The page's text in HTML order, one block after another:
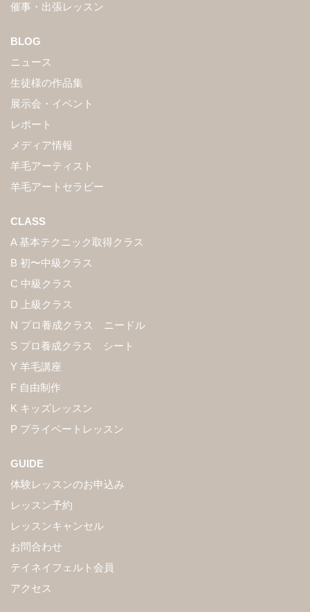
催事・出張レッスン
BLOG
ニュース
生徒様の作品集
展示会・イベント
レポート
メディア情報
羊毛アーティスト
羊毛アートセラピー
CLASS
A 基本テクニック取得クラス
B 初〜中級クラス
C 中級クラス
D 上級クラス
N プロ養成クラス ニードル
S プロ養成クラス シート
Y 羊毛講座
F 自由制作
K キッズレッスン
P プライベートレッスン
GUIDE
体験レッスンのお申込み
レッスン予約
レッスンキャンセル
お問合わせ
テイネイフェルト会員
アクセス